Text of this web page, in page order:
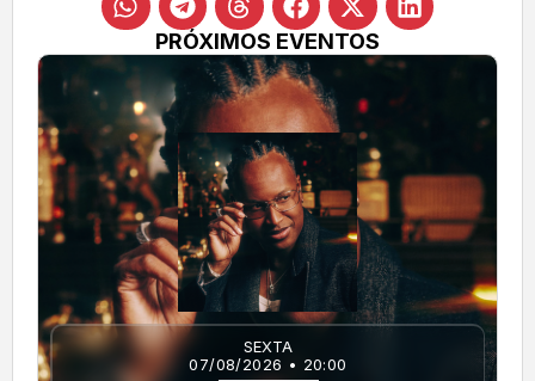
PRÓXIMOS EVENTOS
SEXTA
07/08/2026 • 20:00